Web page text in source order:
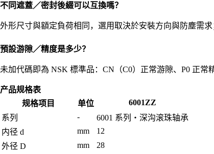
不同遮蓋／密封後綴可以互換嗎？
外形尺寸與額定負荷相同，選用取決於安裝方向與防塵需
預設游隙／精度是多少？
未加代碼即為 NSK 標準品：CN（C0）正常游隙、P0 正
产品规格表
规格项目
单位
6001ZZ
系列
-
6001 系列・深沟滚珠轴承
内径 d
mm
12
外径 D
mm
28